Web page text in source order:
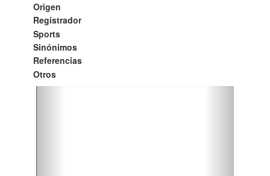
Origen
Registrador
Sports
Sinónimos
Referencias
Otros